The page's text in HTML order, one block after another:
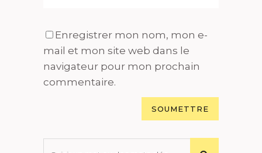
Enregistrer mon nom, mon e-
mail et mon site web dans le
navigateur pour mon prochain
commentaire.